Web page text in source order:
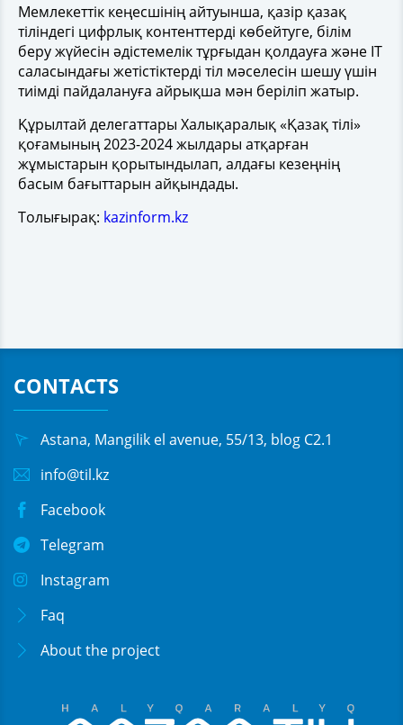
Мемлекеттік кеңесшінің айтуынша, қазір қазақ
тіліндегі цифрлық контенттерді көбейтуге, білім
беру жүйесін әдістемелік тұрғыдан қолдауға және ІТ
саласындағы жетістіктерді тіл мәселесін шешу үшін
тиімді пайдалануға айрықша мән беріліп жатыр.
Құрылтай делегаттары Халықаралық «Қазақ тілі»
қоғамының 2023-2024 жылдары атқарған
жұмыстарын қорытындылап, алдағы кезеңнің
басым бағыттарын айқындады.
Толығырақ: kazinform.kz
CONTACTS
Astana, Mangilik el avenue, 55/13, blog C2.1
info@til.kz
Facebook
Telegram
Instagram
Faq
About the project